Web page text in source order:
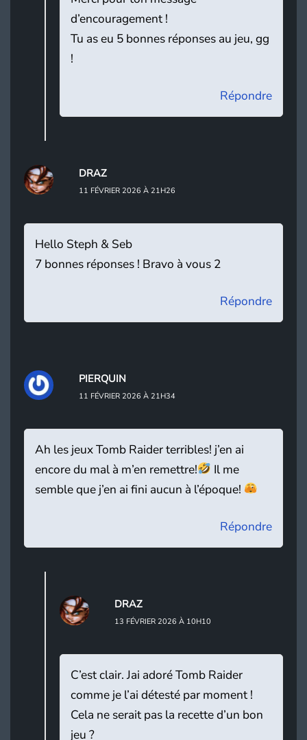
d’encouragement !
Tu as eu 5 bonnes réponses au jeu, gg
!
Répondre
DRAZ
11 FÉVRIER 2026 À 21H26
Hello Steph & Seb
7 bonnes réponses ! Bravo à vous 2
Répondre
PIERQUIN
11 FÉVRIER 2026 À 21H34
Ah les jeux Tomb Raider terribles! j’en ai
encore du mal à m’en remettre!
Il me
semble que j’en ai fini aucun à l’époque!
Répondre
DRAZ
13 FÉVRIER 2026 À 10H10
C’est clair. Jai adoré Tomb Raider
comme je l’ai détesté par moment !
Cela ne serait pas la recette d’un bon
jeu ?